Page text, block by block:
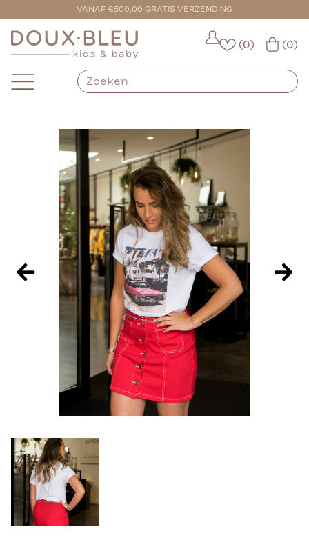
VANAF €500,00 GRATIS VERZENDING
VOOR 16:00 BESTELD = VANDAAG VERZONDEN
(0) (0)